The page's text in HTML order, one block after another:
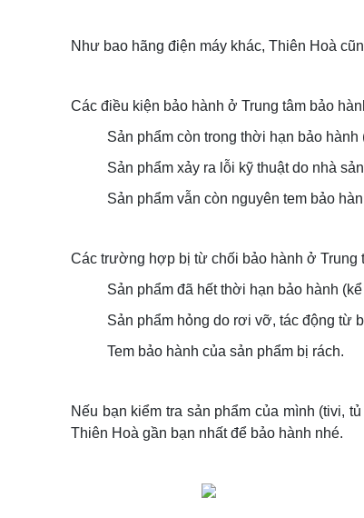
Tủ lạnh mất nguồn
Như bao hãng điện máy khác, Thiên Hoà
Các điều kiện bảo hành ở Trung tâm bảo
Sản phẩm còn trong thời hạn bảo hành
Sản phẩm xảy ra lỗi kỹ thuật do nhà
Sản phẩm vẫn còn nguyên tem bảo
Các trường hợp bị từ chối bảo hành ở Trung
Sản phẩm đã hết thời hạn bảo hành
Sản phẩm hỏng do rơi vỡ, tác động từ
Tem bảo hành của sản phẩm bị rách.
Nếu bạn kiểm tra sản phẩm của mình (tivi,
Thiên Hoà gần bạn nhất để bảo hành nhé.